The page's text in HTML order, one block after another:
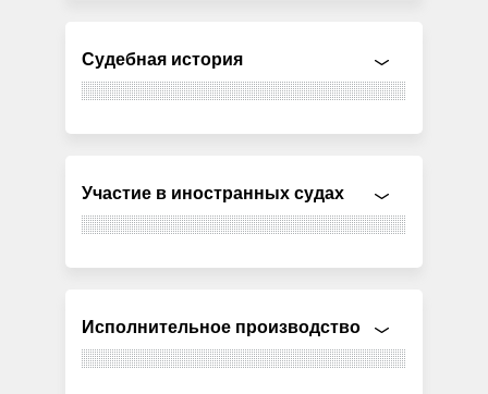
Судебная история
Участие в иностранных судах
Исполнительное производство